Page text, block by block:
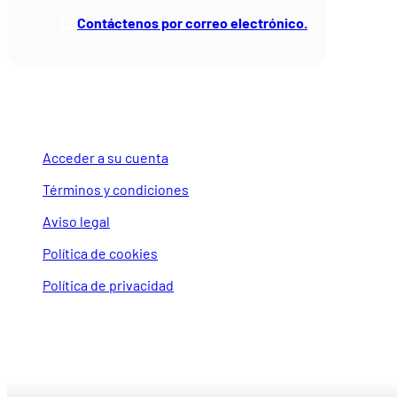
Contáctenos por correo electrónico.
Acceder a su cuenta
Términos y condiciones
Aviso legal
Política de cookies
Política de privacidad